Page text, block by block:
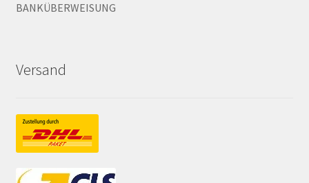
BANKÜBERWEISUNG
Versand